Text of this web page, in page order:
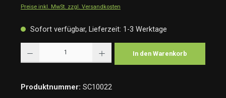
Preise inkl. MwSt. zzgl. Versandkosten
Sofort verfügbar, Lieferzeit: 1-3 Werktage
In den Warenkorb
Produktnummer: SC10022